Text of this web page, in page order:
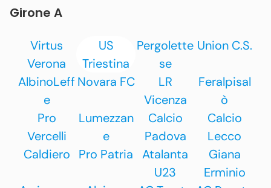
Girone A
Virtus
Verona
US
Triestina
Pergolette
se
Union C.S.
AlbinoLeff
e
Novara FC
LR
Vicenza
Feralpisal
ò
Pro
Vercelli
Lumezzan
e
Calcio
Padova
Calcio
Lecco
Caldiero
Pro Patria
Atalanta
U23
Giana
Erminio